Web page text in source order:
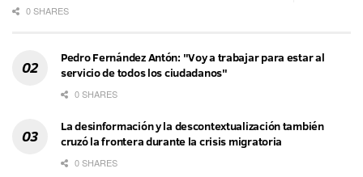
0 SHARES
Pedro Fernández Antón: "Voy a trabajar para estar al
servicio de todos los ciudadanos"
0 SHARES
La desinformación y la descontextualización también
cruzó la frontera durante la crisis migratoria
0 SHARES